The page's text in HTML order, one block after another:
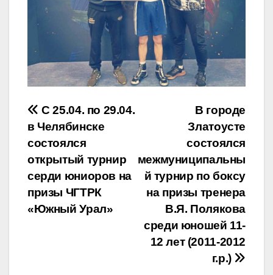
Навигация
по
записям
В городе
Златоусте
состоялся
межмуниципальны
й турнир по боксу
на призы тренера
В.Я. Полякова
среди юношей 11-
12 лет (2011-2012
г.р.)
С 25.04. по 29.04.
в Челябинске
состоялся
открытый турнир
серди юниоров на
призы ЧГТРК
«Южный Урал»